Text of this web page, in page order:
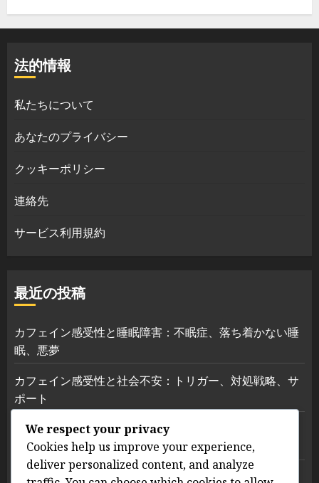
法的情報
私たちについて
あなたのプライバシー
クッキーポリシー
連絡先
サービス利用規約
最近の投稿
カフェイン感受性と睡眠障害：不眠症、落ち着かない睡
眠、悪夢
カフェイン感受性と社会不安：トリガー、対処戦略、サ
ポート
カフェイン感受性と対処戦略：マインドフルネス、リラ
クゼーション技術、セラピー
カフェイン感受性管理戦略：摂取量の追跡、ライフスタ
We respect your privacy
Cookies help us improve your experience,
deliver personalized content, and analyze